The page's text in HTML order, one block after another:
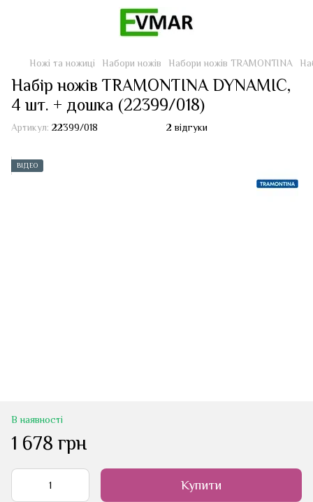
Ножі та ножиці Набори ножів Набори ножів TRAMONTINA
Набір ножів TRAMONTINA DYNAMIC,
4 шт. + дошка (22399/018)
Артикул: 22399/018 2 відгуки
ВІДЕО
В наявності
1 678 грн
Купити